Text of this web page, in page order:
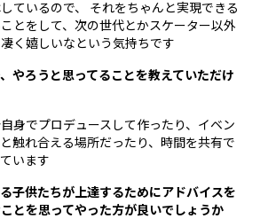
ているので、 それをちゃんと実現できる
とをして、次の世代とかスケーター以外
く嬉しいなという気持ちです
やろうと思ってることを教えていただけ
身でプロデュースして作ったり、イベン
触れ合える場所だったり、時間を共有で
います
子供たちが上達するためにアドバイスを
とを思ってやった方が良いでしょうか